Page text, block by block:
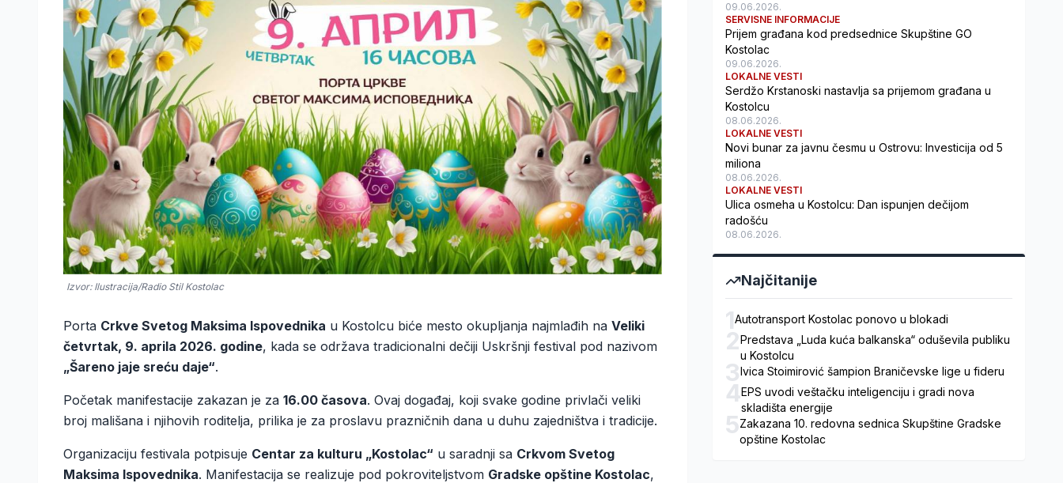
Izvor: Ilustracija/Radio Stil Kostolac
Porta Crkve Svetog Maksima Ispovednika u Kostolcu biće mesto okupljanja najmlađih na Veliki
četvrtak, 9. aprila 2026. godine, kada se održava tradicionalni dečiji Uskršnji festival pod nazivom
„Šareno jaje sreću daje“.
Početak manifestacije zakazan je za 16.00 časova. Ovaj događaj, koji svake godine privlači veliki
broj mališana i njihovih roditelja, prilika je za proslavu prazničnih dana u duhu zajedništva i tradicije.
Organizaciju festivala potpisuje Centar za kulturu „Kostolac“ u saradnji sa Crkvom Svetog
Maksima Ispovednika. Manifestacija se realizuje pod pokroviteljstvom Gradske opštine Kostolac,
09.06.2026.
SERVISNE INFORMACIJE
Prijem građana kod predsednice Skupštine GO
Kostolac
09.06.2026.
LOKALNE VESTI
Serdžo Krstanoski nastavlja sa prijemom građana u
Kostolcu
08.06.2026.
LOKALNE VESTI
Novi bunar za javnu česmu u Ostrovu: Investicija od 5
miliona
08.06.2026.
LOKALNE VESTI
Ulica osmeha u Kostolcu: Dan ispunjen dečijom
radošću
08.06.2026.
Najčitanije
1Autotransport Kostolac ponovo u blokadi
2Predstava „Luda kuća balkanska“ oduševila publiku
u Kostolcu
3Ivica Stoimirović šampion Braničevske lige u fideru
4EPS uvodi veštačku inteligenciju i gradi nova
skladišta energije
5Zakazana 10. redovna sednica Skupštine Gradske
opštine Kostolac